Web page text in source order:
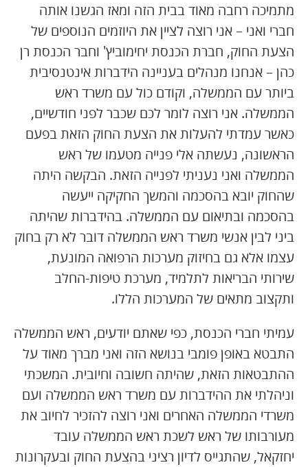
מתמיכה רחבה מאוד בבית הזה ומאז הגשנו אותה
חברי ואני – אני רוצה לציין את היוזמים הנוספים של
הצעת החוק, חברת הכנסת יחימוביץ' וחבר הכנסת רן
כהן – אנחנו מנהלים בעניינה הידברות אינטנסיבית
ביותר עם הממשלה, וקודם כול עם משרד ראש
הממשלה. אני רוצה לומר לכם שכבר לפני חודשיים,
כאשר עמדתי להעלות את הצעת החוק הזאת בפעם
הראשונה, נעשתה אלי פנייה מטעמו של ראש
הממשלה ואני נעניתי לפנייה הזאת. הבקשה היתה
שהחוק יובא בהסכמה והמשך החקיקה ייעשה
בהסכמה ובתיאום עם הממשלה. בהידברות שהיתה
ביני לבין אנשי משרד ראש הממשלה דובר לא רק בחוק
עצמו אלא גם בחיזוק מערכות הרפואה המונעת,
שירותי הבריאות לתלמיד, מערכת טיפות-החלב
ותקצוב מתאים של המערכות הללו.
עמיתי חברי הכנסת, כפי שאתם יודעים, ראש הממשלה
התבטא באופן פומבי בנושא הזה ואני מברך מאוד על
ההתבטאות הזאת, שהיתה חשובה וחיובית. המשכתי
וניהלתי את ההידברות עם משרד ראש הממשלה ועם
משרדי הממשלה האחרים ואני רוצה להזכיר לחיוב את
מעורבותו של ראש לשכת ראש הממשלה עובד
יחזקאל, שהתגייס לדיון רציני בהצעת החוק ובעקרונות